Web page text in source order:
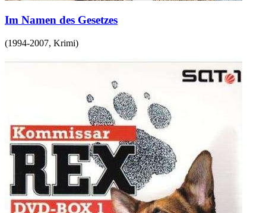
Im Namen des Gesetzes
(1994-2007, Krimi)